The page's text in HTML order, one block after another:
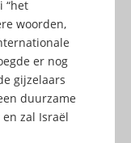
“het
woorden,
er nog
gijzelaars
duurzame
zal Israël